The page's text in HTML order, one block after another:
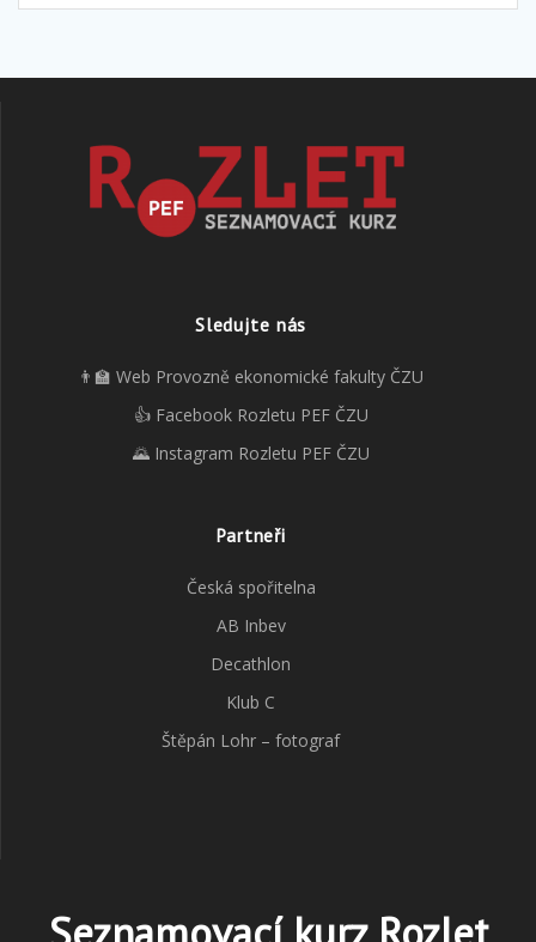
Sledujte nás
👨‍🏫 Web Provozně ekonomické fakulty ČZU
👍 Facebook Rozletu PEF ČZU
🌄 Instagram Rozletu PEF ČZU
Partneři
Česká spořitelna
AB Inbev
Decathlon
Klub C
Štěpán Lohr – fotograf